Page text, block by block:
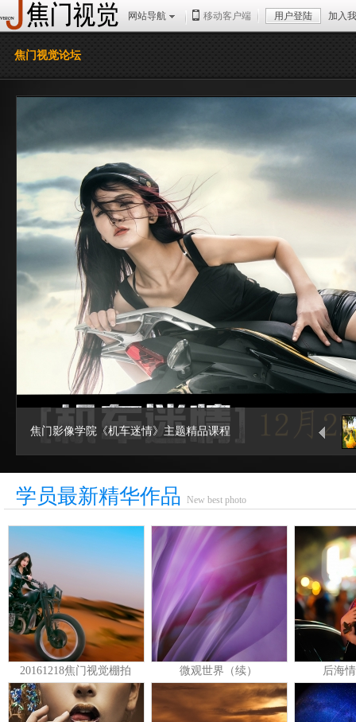
网站导航 移动客户端 用户登陆 加入
焦门视觉论坛
焦门影像学院《机车迷情》主题精品课程
学员最新精华作品 New best photo
20161218焦门视觉棚拍 微观世界（续） 后海